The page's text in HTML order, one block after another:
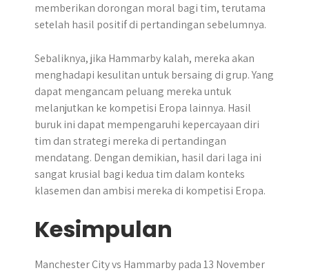
memberikan dorongan moral bagi tim, terutama
setelah hasil positif di pertandingan sebelumnya.
Sebaliknya, jika Hammarby kalah, mereka akan
menghadapi kesulitan untuk bersaing di grup. Yang
dapat mengancam peluang mereka untuk
melanjutkan ke kompetisi Eropa lainnya. Hasil
buruk ini dapat mempengaruhi kepercayaan diri
tim dan strategi mereka di pertandingan
mendatang. Dengan demikian, hasil dari laga ini
sangat krusial bagi kedua tim dalam konteks
klasemen dan ambisi mereka di kompetisi Eropa.
Kesimpulan
Manchester City vs Hammarby pada 13 November